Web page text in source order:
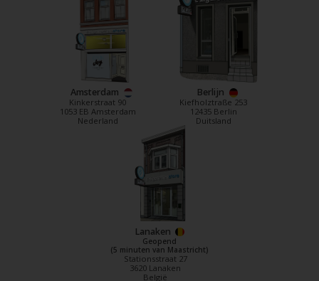
Amsterdam
Kinkerstraat 90
1053 EB Amsterdam
Nederland
Berlijn
Kiefholztraße 253
12435 Berlin
Duitsland
Lanaken
Geopend
(5 minuten van Maastricht)
Stationsstraat 27
3620 Lanaken
België